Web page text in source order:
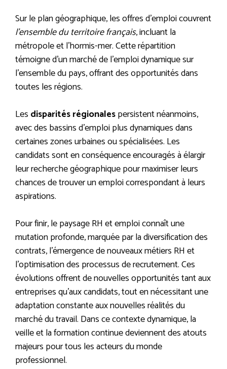
Sur le plan géographique, les offres d’emploi couvrent
l’ensemble du territoire français, incluant la
métropole et l’hormis-mer. Cette répartition
témoigne d’un marché de l’emploi dynamique sur
l’ensemble du pays, offrant des opportunités dans
toutes les régions.
Les disparités régionalespersistent néanmoins,
avec des bassins d’emploi plus dynamiques dans
certaines zones urbaines ou spécialisées. Les
candidats sont en conséquence encouragés à élargir
leur recherche géographique pour maximiser leurs
chances de trouver un emploi correspondant à leurs
aspirations.
Pour finir, le paysage RH et emploi connaît une
mutation profonde, marquée par la diversification des
contrats, l’émergence de nouveaux métiers RH et
l’optimisation des processus de recrutement. Ces
évolutions offrent de nouvelles opportunités tant aux
entreprises qu’aux candidats, tout en nécessitant une
adaptation constante aux nouvelles réalités du
marché du travail. Dans ce contexte dynamique, la
veille et la formation continue deviennent des atouts
majeurs pour tous les acteurs du monde
professionnel.